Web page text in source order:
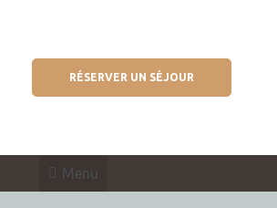
RÉSERVER UN SÉJOUR
Menu